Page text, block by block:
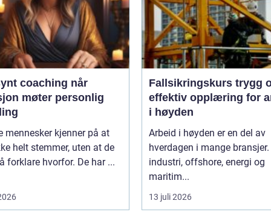
coaching når
møter personlig
mennesker kjenner på at
helt stemmer, uten at de
forklare hvorfor. De har ...
Fallsikringskurs trygg og
effektiv opplæring for
i høyden
Arbeid i høyden er en del av
hverdagen i mange
industri, offshore, energi og
maritim...
13 juli 2026